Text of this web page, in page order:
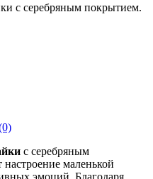
с серебряным покрытием.
с серебряным
маленькой
эмоций. Благодаря